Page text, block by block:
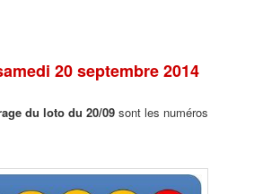
20 septembre 2014
du loto du 20/09 sont les numéros